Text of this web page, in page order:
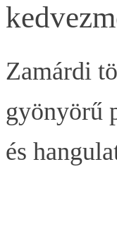
Zamárdi
gyönyörű
és